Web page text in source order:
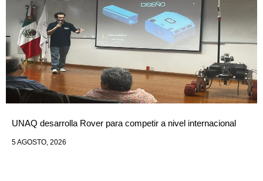
UNAQ desarrolla Rover para competir a nivel internacional
5 AGOSTO, 2026